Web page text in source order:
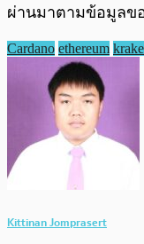
ผ่านมาตามข้อมูลขอ
Cardano ethereum
Kittinan Jomprasert